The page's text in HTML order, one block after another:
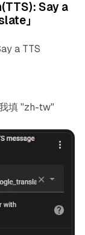
Say a
」
a TTS
我填 "zh-tw"